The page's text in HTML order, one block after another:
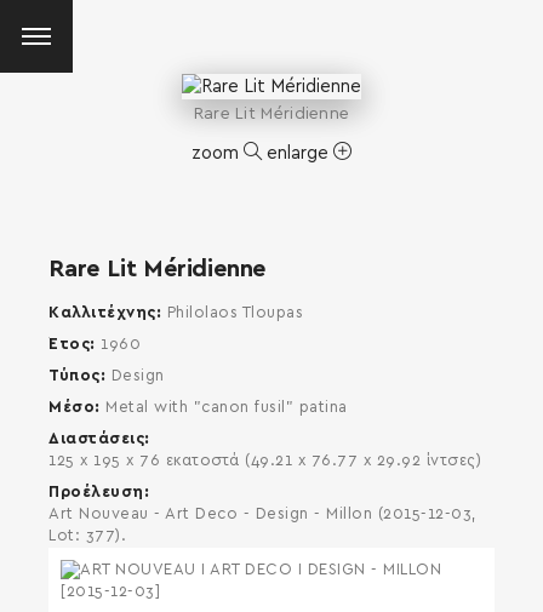
Rare Lit Méridienne
zoom enlarge
Rare Lit Méridienne
Καλλιτέχνης
Philolaos Tloupas
Έτος
1960
Τύπος
Design
Μέσο
Metal with "canon fusil" patina
Διαστάσεις
125 x 195 x 76 εκατοστά (49.21 x 76.77 x 29.92 ίντσες)
Προέλευση
Art Nouveau - Art Deco - Design - Millon (2015-12-03,
Lot: 377).